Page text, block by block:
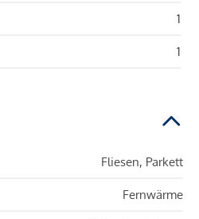
1
1
Fliesen, Parkett
Fernwärme